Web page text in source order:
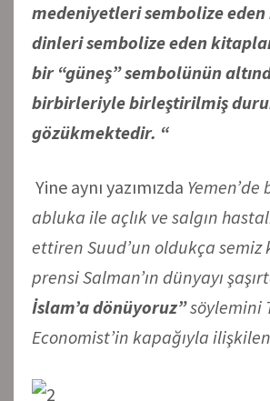
medeniyetleri sembolize
dinleri sembolize eden
bir “güneş” sembolünün
birbirleriyle birleştirilmiş
gözükmektedir. “
Yine aynı yazımızda
abluka ile açlık ve salgın
ettiren Suud’un oldukça semiz
prensi Salman’ın dünyayı
İslam’a dönüyoruz”söylemini
Economist’in kapağıyla